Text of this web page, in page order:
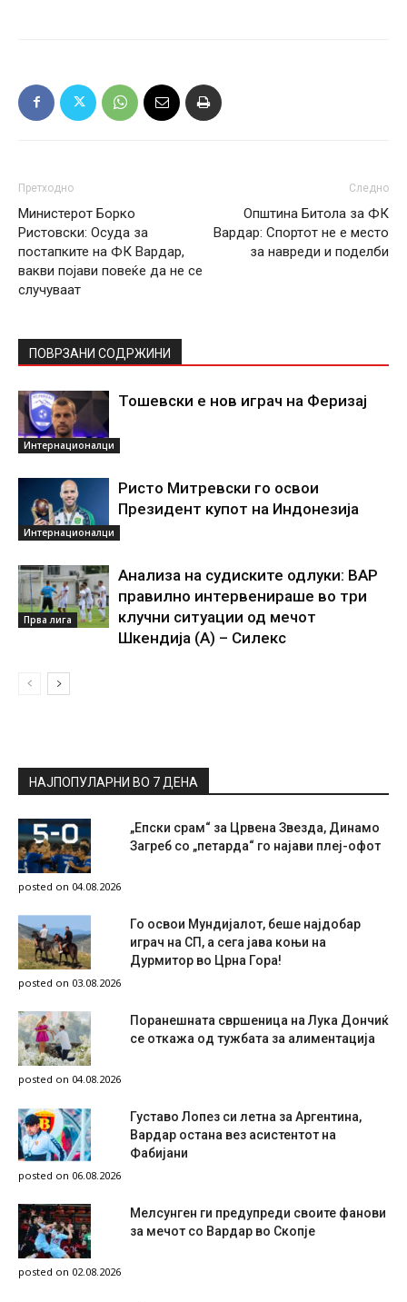
Претходно
Министерот Борко
Ристовски: Осуда за
постапките на ФК Вардар,
вакви појави повеќе да не се
случуваат
Следно
Општина Битола за ФК
Вардар: Спортот не е место
за навреди и поделби
ПОВРЗАНИ СОДРЖИНИ
Интернационалци
Тошевски е нов играч на Феризај
Интернационалци
Ристо Митревски го освои
Президент купот на Индонезија
Прва лига
Анализа на судиските одлуки: ВАР
правилно интервенираше во три
клучни ситуации од мечот
Шкендија (А) – Силекс
НАЈПОПУЛАРНИ ВО 7 ДЕНА
„Епски срам“ за Црвена Звезда, Динамо
Загреб со „петарда“ го најави плеј-офот
posted on 04.08.2026
Го освои Мундијалот, беше најдобар
играч на СП, а сега јава коњи на
Дурмитор во Црна Гора!
posted on 03.08.2026
Поранешната свршеница на Лука Дончиќ
се откажа од тужбата за алиментација
posted on 04.08.2026
Густаво Лопез си летна за Аргентина,
Вардар остана вез асистентот на
Фабијани
posted on 06.08.2026
Мелсунген ги предупреди своите фанови
за мечот со Вардар во Скопје
posted on 02.08.2026